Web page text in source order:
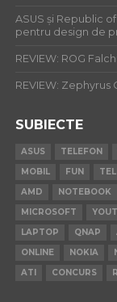
ASUS și Republic
pentru design de
REVIEW: ROG
REVIEW:
SUBIECTE
ASUS TELEFON
MOBIL
FUN
AMD
NOTEBOOK
MICROSOFT
LAPTOP
QNAP
ONLINE
NOKIA
ATI
CONCURS